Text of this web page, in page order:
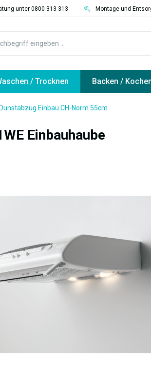
unter 0800 313 313 Montage und
/ Trocknen Backen /
Dunstabzug Einbau CH-Norm 55cm
Einbauhaube